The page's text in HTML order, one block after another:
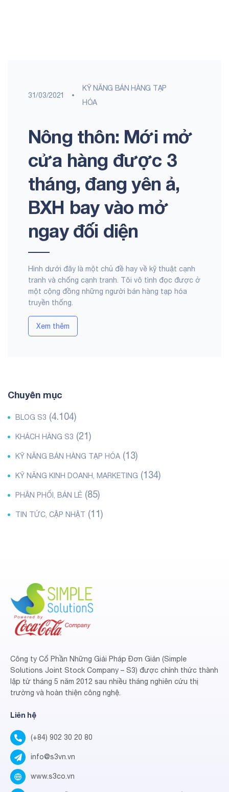
31/03/2021
KỸ NĂNG BÁN HÀNG TẠP
HÓA
Nông thôn: Mới mở
cửa hàng được 3
tháng, đang yên ả,
BXH bay vào mở
ngay đối diện
Hình dưới đây là một chủ đề hay về kỹ thuật cạnh
tranh và chống cạnh tranh. Tôi vô tình đọc được ở
một cộng đồng những người bán hàng tạp hóa
truyền thống.
Xem thêm
Chuyên mục
BLOG S3 (4.104)
KHÁCH HÀNG S3 (21)
KỸ NĂNG BÁN HÀNG TẠP HÓA (13)
KỸ NĂNG KINH DOANH, MARKETING (134)
PHÂN PHỐI, BÁN LẺ (85)
TIN TỨC, CẬP NHẬT (11)
Công ty Cổ Phần Những Giải Pháp Đơn Giản (Simple
Solutions Joint Stock Company – S3) được chính thức thành
lập từ tháng 5 năm 2012 sau nhiều tháng nghiên cứu thị
trường và hoàn thiện công nghệ.
Liên hệ
(+84) 902 30 20 80
info@s3vn.vn
www.s3co.vn